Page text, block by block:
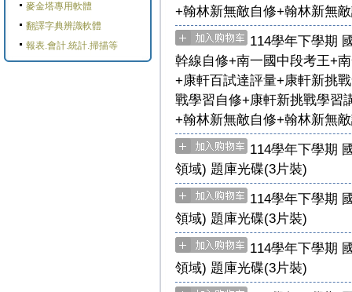
麥金塔專用軟體
翻譯字典辨識軟體
報表.會計.統計.掃描等
+翰林新無敵自修+翰林新無
114學年下學期
幹線自修+南一國中段考王+
+康軒百試達評量+康軒新挑
戰學習自修+康軒新挑戰學習
+翰林新無敵自修+翰林新無
114學年下學期
領域) 題庫光碟(3片裝)
114學年下學期
領域) 題庫光碟(3片裝)
114學年下學期
領域) 題庫光碟(3片裝)